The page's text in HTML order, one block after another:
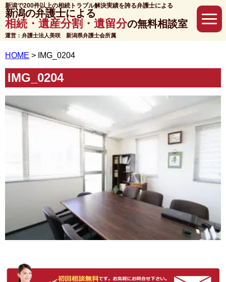
新潟で200件以上の相続トラブル解決実績を誇る弁護士による
新潟の弁護士による
相続・遺産分割・遺留分の無料相談室
運営：弁護士法人美咲 新潟県弁護士会所属
HOME > IMG_0204
IMG_0204